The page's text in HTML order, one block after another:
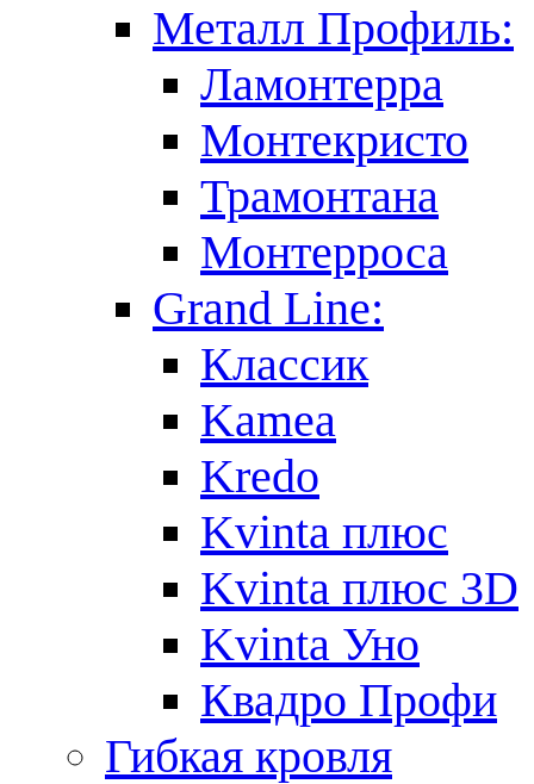
Металл Профиль:
Ламонтерра
Монтекристо
Трамонтана
Монтерроса
Grand Line:
Классик
Kamea
Kredo
Kvinta плюс
Kvinta плюс 3D
Kvinta Уно
Квадро Профи
Гибкая кровля